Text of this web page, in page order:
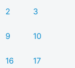
2 3
9 10
16 17